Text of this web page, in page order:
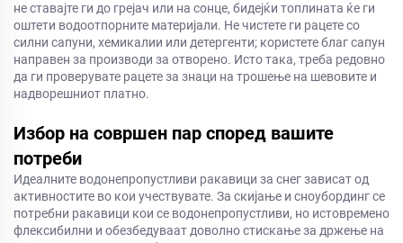
не ставајте ги до грејач или на сонце, бидејќи топлината ќе ги
оштети водоотпорните материјали. Не чистете ги рацете со
силни сапуни, хемикалии или детергенти; користете благ сапун
направен за производи за отворено. Исто така, треба редовно
да ги проверувате рацете за знаци на трошење на шевовите и
надворешниот платно.
Избор на совршен пар според вашите
потреби
Идеалните водонепропустливи ракавици за снег зависат од
активностите во кои учествувате. За скијање и сноубординг се
потребни ракавици кои се водонепропустливи, но истовремено
флексибилни и обезбедуваат доволно стискање за држење на